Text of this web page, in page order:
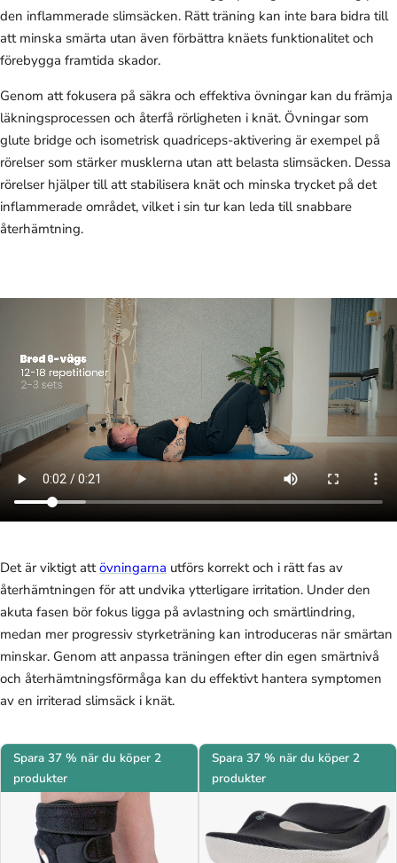
den inflammerade slimsäcken. Rätt träning kan inte bara bidra till
att minska smärta utan även förbättra knäets funktionalitet och
förebygga framtida skador.
Genom att fokusera på säkra och effektiva övningar kan du främja
läkningsprocessen och återfå rörligheten i knät. Övningar som
glute bridge och isometrisk quadriceps-aktivering är exempel på
rörelser som stärker musklerna utan att belasta slimsäcken. Dessa
rörelser hjälper till att stabilisera knät och minska trycket på det
inflammerade området, vilket i sin tur kan leda till snabbare
återhämtning.
Det är viktigt attövningarna utförs korrekt och i rätt fas av
återhämtningen för att undvika ytterligare irritation. Under den
akuta fasen bör fokus ligga på avlastning och smärtlindring,
medan mer progressiv styrketräning kan introduceras när smärtan
minskar. Genom att anpassa träningen efter din egen smärtnivå
och återhämtningsförmåga kan du effektivt hantera symptomen
av en irriterad slimsäck i knät.
Spara 37 % när du köper 2
produkter
Spara 37 % när du köper 2
produkter